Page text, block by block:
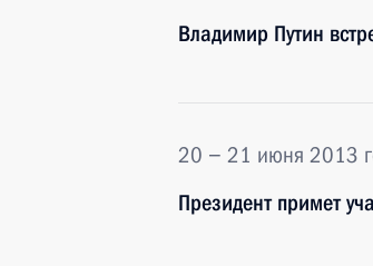
Владимир Путин
20 − 21 июня 2013
Президент примет